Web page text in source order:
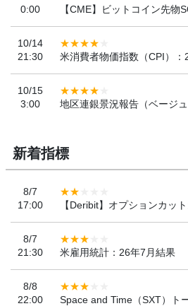
0:00
【CME】ビットコイン先物
10/14
21:30
米消費者物価指数（CPI）：
10/15
3:00
地区連銀景況報告（ベージュ
新着指標
8/7
17:00
【Deribit】オプションカッ
8/7
21:30
米雇用統計：26年7月結果
8/8
22:00
Space and Time（SXT）ト